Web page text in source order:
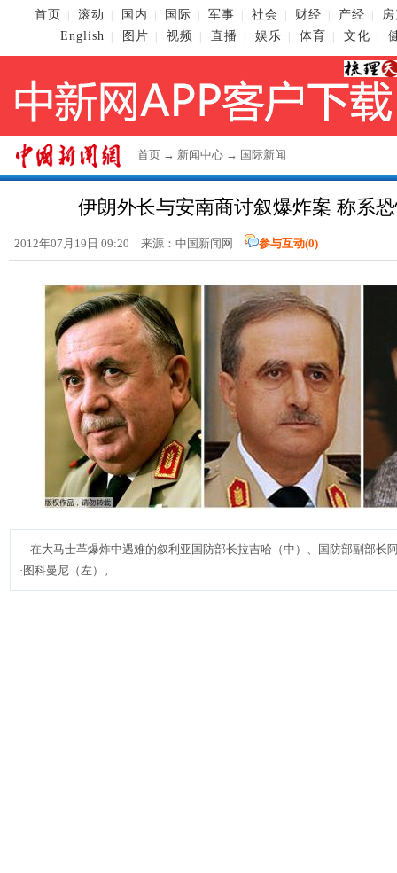
首页 滚动 国内 国际 军事 社会 财经 产经
English
图片 视频 直播 娱乐 体育 文化
首页 → 新闻中心 → 国际新闻
伊朗外长与安南商讨叙爆炸案 称系
2012年07月19日 09:20 来源： 中国新闻网 参与互动(0)
在大马士革爆炸中遇难的叙利亚国防部长拉吉哈（中）、国防部副部长
·图科曼尼（左）。